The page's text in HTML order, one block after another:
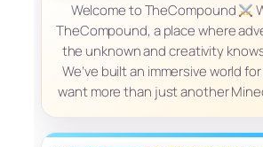
Welcome to TheCompound
TheCompound, a place where
the unknown and creativity
We’ve built an immersive world
want more than just another